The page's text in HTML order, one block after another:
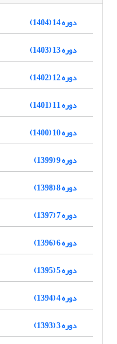
دوره 14 (1404)
دوره 13 (1403)
دوره 12 (1402)
دوره 11 (1401)
دوره 10 (1400)
دوره 9 (1399)
دوره 8 (1398)
دوره 7 (1397)
دوره 6 (1396)
دوره 5 (1395)
دوره 4 (1394)
دوره 3 (1393)